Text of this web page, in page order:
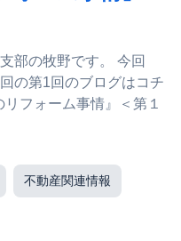
牧野です。 今回
不動産関連情報